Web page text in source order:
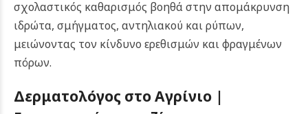
σχολαστικός καθαρισμός βοηθά στην απομάκρυνση
ιδρώτα, σμήγματος, αντηλιακού και ρύπων,
μειώνοντας τον κίνδυνο ερεθισμών και φραγμένων
πόρων.
Δερματολόγος στο Αγρίνιο |